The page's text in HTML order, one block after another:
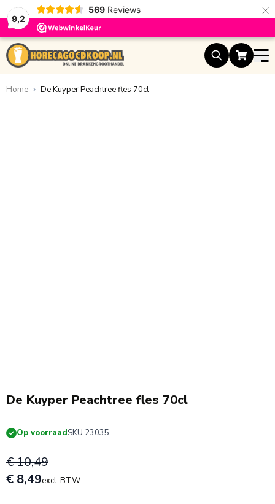
9,2
569 Reviews ×
Ga naar de inhoud
Home De Kuyper Peachtree fles 70cl
De Kuyper Peachtree fles 70cl
Op voorraadSKU 23035
€ 10,49
€ 8,49excl. BTW